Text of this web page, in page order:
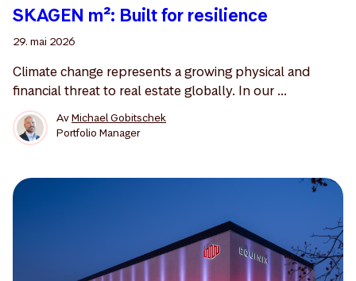
SKAGEN m²: Built for resilience
29. mai 2026
Climate change represents a growing physical and
financial threat to real estate globally. In our ...
AvMichael Gobitschek
Portfolio Manager